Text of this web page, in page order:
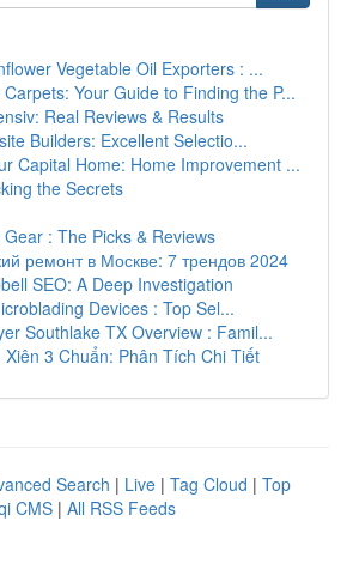
Vegetable Oil Exporters : ...
Your Guide to Finding the P...
Real Reviews & Results
Builders: Excellent Selectio...
Capital Home: Home Improvement ...
the Secrets
: The Picks & Reviews
ремонт в Москве: 7 трендов 2024
SEO: A Deep Investigation
Devices : Top Sel...
Southlake TX Overview : Famil...
Xiên 3 Chuẩn: Phân Tích Chi Tiết
Search | Live | Tag Cloud | Top
CMS | All RSS Feeds